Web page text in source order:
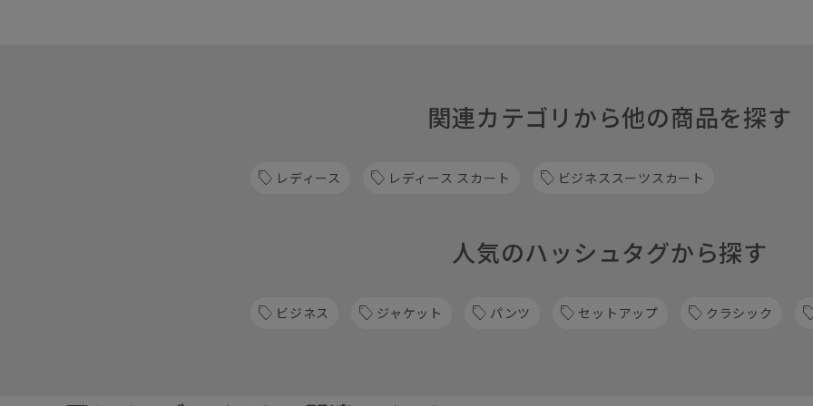
関連カテゴリから他の商品を探す
レディース レディース スカート ビジネススーツスカート
人気のハッシュタグから探す
ビジネス ジャケット パンツ セットアップ クラシック